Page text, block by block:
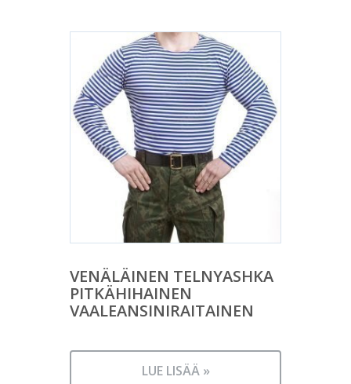
VENÄLÄINEN TELNYASHKA
PITKÄHIHAINEN
VAALEANSINIRAITAINEN
LUE LISÄÄ »